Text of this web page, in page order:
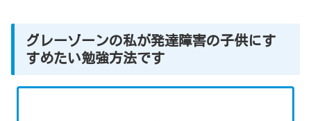
グレーゾーンの私が発達障害の子供にす
すめたい勉強方法です